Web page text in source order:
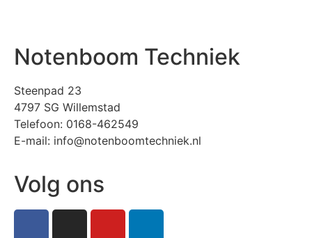
Notenboom Techniek
Steenpad 23
4797 SG Willemstad
Telefoon: 0168-462549
E-mail: info@notenboomtechniek.nl
Volg ons